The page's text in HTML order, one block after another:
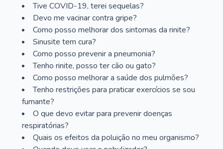
Tive COVID-19, terei sequelas?
Devo me vacinar contra gripe?
Como posso melhorar dos sintomas da rinite?
Sinusite tem cura?
Como posso prevenir a pneumonia?
Tenho rinite, posso ter cão ou gato?
Como posso melhorar a saúde dos pulmões?
Tenho restrições para praticar exercícios se sou
fumante?
O que devo evitar para prevenir doenças
respiratórias?
Quais os efeitos da poluição no meu organismo?